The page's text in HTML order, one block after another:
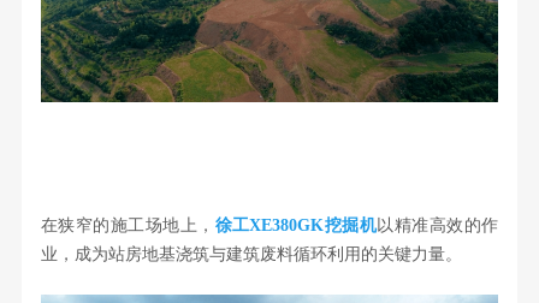
在狭窄的施工场地上， 徐工XE380GK挖掘机以精准高效的作
业，成为站房地基浇筑与建筑废料循环利用的关键力量。